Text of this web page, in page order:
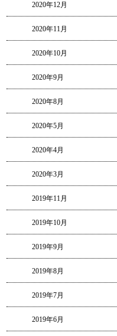
2020年12月
2020年11月
2020年10月
2020年9月
2020年8月
2020年5月
2020年4月
2020年3月
2019年11月
2019年10月
2019年9月
2019年8月
2019年7月
2019年6月